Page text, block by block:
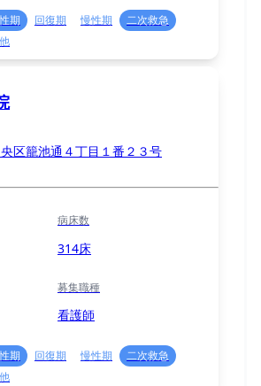
期 回復期 慢性期
二次救急
区籠池通４丁目１番２３号
病床数
314床
募集職種
看護師
期 回復期 慢性期
二次救急